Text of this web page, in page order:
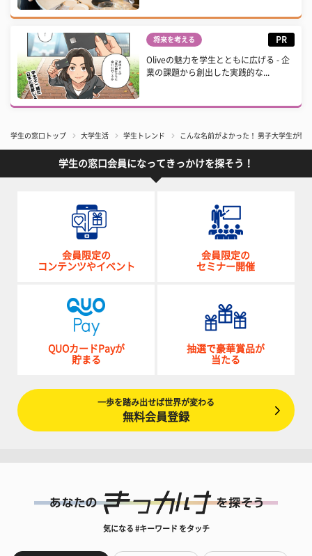
将来を考える PR
Oliveの魅力を学生とともに広げる - 企
業の課題から創出した実践的な...
学生の窓口トップ 大学生活 学生トレンド こんな名前がよかった！ 男子大学生が憧
学生の窓口会員になってきっかけを探そう！
会員限定の
コンテンツやイベント
会員限定の
セミナー開催
QUOカードPayが
貯まる
抽選で豪華賞品が
当たる
一歩を踏み出せば世界が変わる
無料会員登録
気になる #キーワード をタッチ